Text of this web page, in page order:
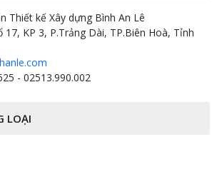
Thiết kế Xây dựng Bình An Lê
KP 3, P.Trảng Dài, TP.Biên Hoà, Tỉnh
- 02513.990.002
LOẠI